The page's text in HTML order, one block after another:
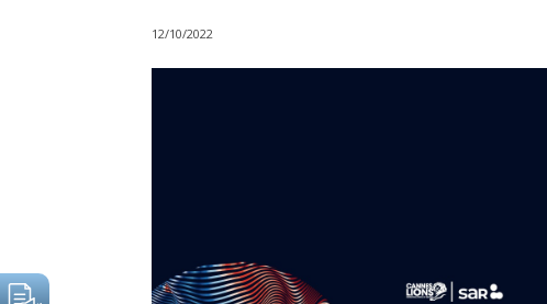
12/10/2022